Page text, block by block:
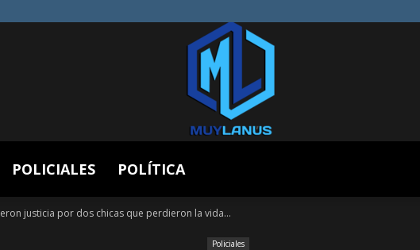
POLICIALES POLÍTICA
justicia por dos chicas que perdieron la vida...
Policiales